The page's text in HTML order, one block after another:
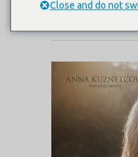
Close and do not